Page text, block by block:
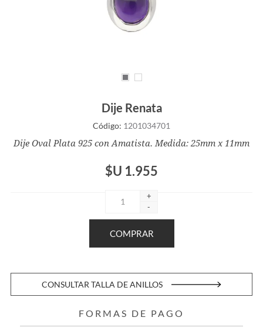
Dije Renata
Código: 1201034701
Dije Oval Plata 925 con Amatista. Medida: 25mm x 11mm
$U 1.955
+
-
CONSULTAR TALLA DE ANILLOS
FORMAS DE PAGO